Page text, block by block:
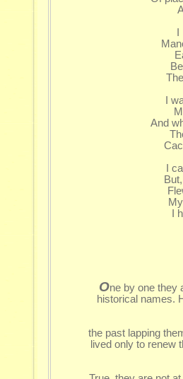
I
And
I
I
One by one they
historical names.
the past lapping
lived only to renew